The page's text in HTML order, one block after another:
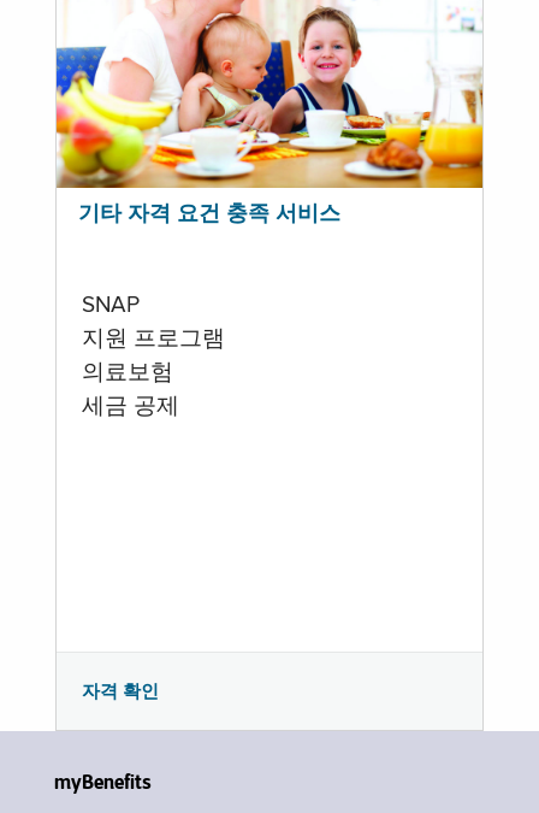
기타 자격 요건 충족 서비스
SNAP
지원 프로그램
의료보험
세금 공제
자격 확인
myBenefits